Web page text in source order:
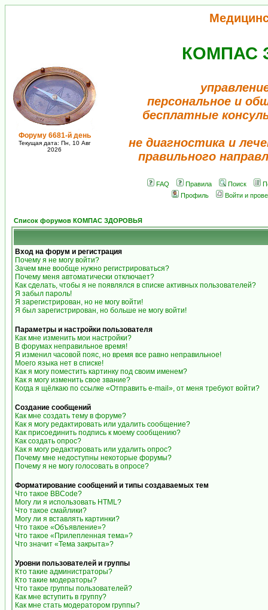
Форуму 6681-й день
Текущая дата: Пн, 10 Авг
2026
КОМПАС
персональное и
бесплатные
не диагностика и
правильного
FAQ Правила Поиск
Профиль
Войти и
Список форумов КОМПАС ЗДОРОВЬЯ
Вход на форум и регистрация
Почему я не могу войти?
Зачем мне вообще нужно регистрироваться?
Почему меня автоматически отключает?
Как сделать, чтобы я не появлялся в списке активных пользователей?
Я забыл пароль!
Я зарегистрирован, но не могу войти!
Я был зарегистрирован, но больше не могу войти!
Параметры и настройки пользователя
Как мне изменить мои настройки?
В форумах неправильное время!
Я изменил часовой пояс, но время все равно неправильное!
Моего языка нет в списке!
Как я могу поместить картинку под своим именем?
Как я могу изменить свое звание?
Когда я щёлкаю по ссылке «Отправить e-mail», от меня требуют войти?
Создание сообщений
Как мне создать тему в форуме?
Как я могу редактировать или удалить сообщение?
Как присоединить подпись к моему сообщению?
Как создать опрос?
Как я могу редактировать или удалить опрос?
Почему мне недоступны некоторые форумы?
Почему я не могу голосовать в опросе?
Форматирование сообщений и типы создаваемых тем
Что такое BBCode?
Могу ли я использовать HTML?
Что такое смайлики?
Могу ли я вставлять картинки?
Что такое «Объявление»?
Что такое «Прилепленная тема»?
Что значит «Тема закрыта»?
Уровни пользователей и группы
Кто такие администраторы?
Кто такие модераторы?
Что такое группы пользователей?
Как мне вступить в группу?
Как мне стать модератором группы?